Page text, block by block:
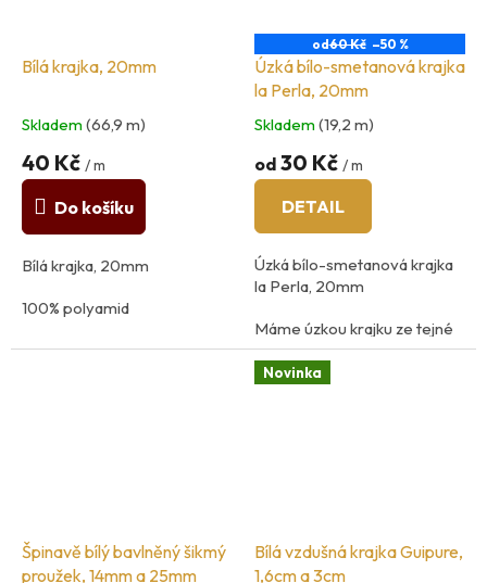
Bílá krajka, 20mm
Skladem(66,9 m)
40 Kč / m
Do košíku
Bílá krajka, 20mm
100% polyamid
země původu: Švýcarsko
od60 Kč –50 %
Úzká bílo-smetanová krajka
la Perla, 20mm
Skladem(19,2 m)
od 30 Kč / m
DETAIL
Úzká bílo-smetanová krajka
la Perla, 20mm
Máme úzkou krajku ze tejné
kolekce, K522
Špinavě bílý bavlněný šikmý
proužek, 14mm a 25mm
Novinka
Bílá vzdušná krajka Guipure,
1,6cm a 3cm